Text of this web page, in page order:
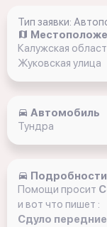
Тип заявки:
Калужская
Жуковская улица
Автомобиль
Тундра
Подробности
Помощи просит
и вот что пишет :
Сдуло